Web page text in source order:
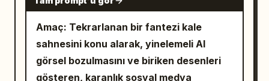
gözlere, hafif aralık dudaklara ve yakın
mesafe flaş aydınlatmasına odaklanılmış.
Negatif: {argument name="negative
prompt" default="Reşit olmayan
SOUND”. Bunun altına, soluna ve sağına
uzanan ince kırmızı yatay ayırıcı
çizgilerle birlikte “成语事故现场 02” yazan
küçük kırmızı kutulu bir etiket yerleştirin.
Ana sahne: Detaylı monokrom mürekkep
Amaç: Tekrarlanan bir fantezi kale
sahnesini konu alarak, yinelemeli AI
görsel bozulmasını ve biriken desenleri
gösteren, karanlık sosyal medya